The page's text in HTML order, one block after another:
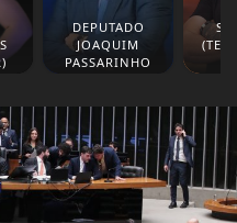
DEPUTADO
JOAQUIM
PASSARINHO